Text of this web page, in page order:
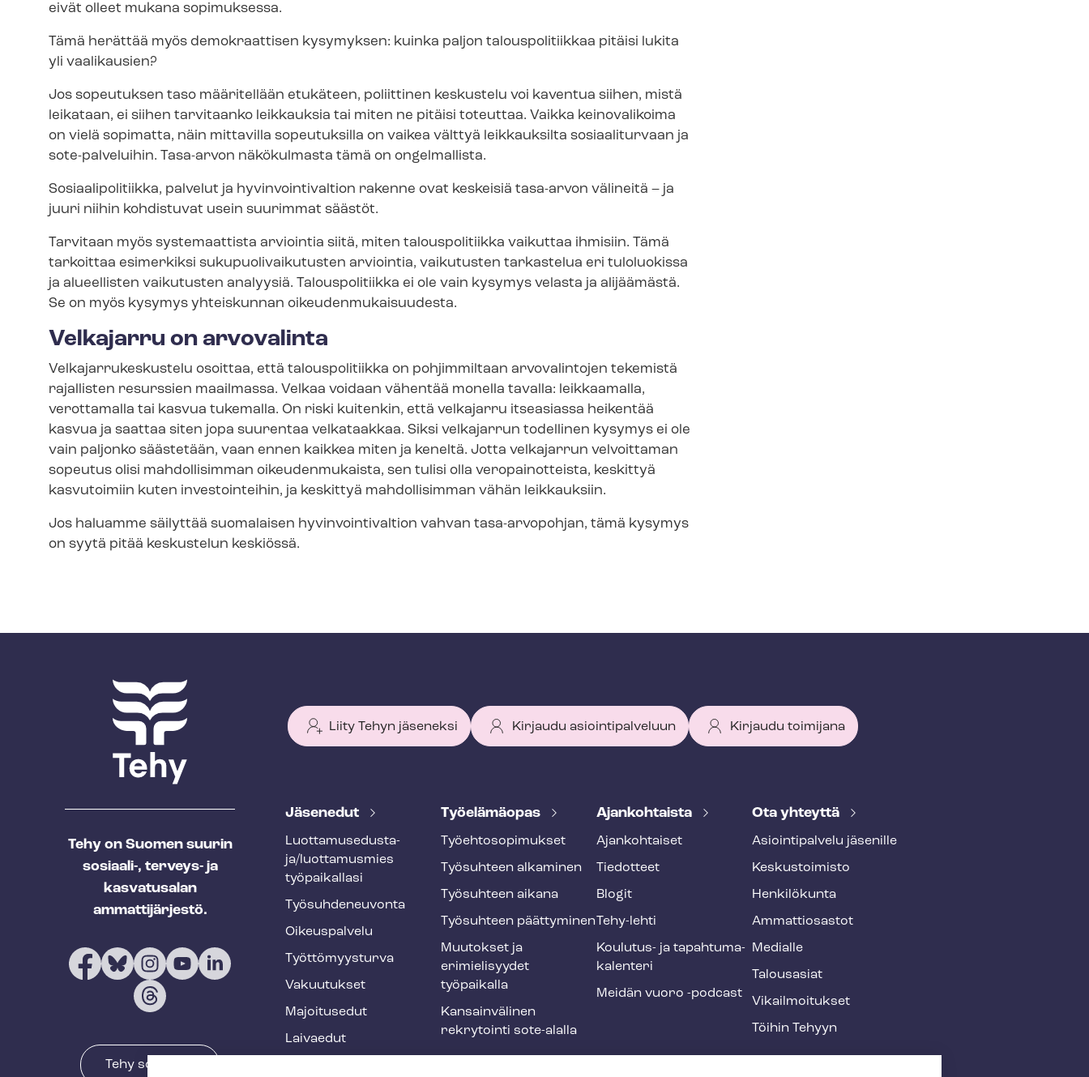
eivät olleet mukana sopimuksessa.
Tämä herättää myös demokraattisen kysymyksen: kuinka paljon talouspolitiikkaa pitäisi lukita
yli vaalikausien?
Jos sopeutuksen taso määritellään etukäteen, poliittinen keskustelu voi kaventua siihen, mistä
leikataan, ei siihen tarvitaanko leikkauksia tai miten ne pitäisi toteuttaa. Vaikka keinovalikoima
on vielä sopimatta, näin mittavilla sopeutuksilla on vaikea välttyä leikkauksilta sosiaaliturvaan ja
sote-palveluihin. Tasa-arvon näkökulmasta tämä on ongelmallista.
So­si­aa­li­po­li­tiik­ka, palvelut ja hy­vin­voin­ti­val­tion rakenne ovat keskeisiä tasa-arvon välineitä – ja
juuri niihin kohdistuvat usein suurimmat säästöt.
Tarvitaan myös systemaattista arviointia siitä, miten talouspolitiikka vaikuttaa ihmisiin. Tämä
tarkoittaa esimerkiksi su­ku­puo­li­vai­ku­tus­ten arviointia, vaikutusten tarkastelua eri tuloluokissa
ja alueellisten vaikutusten analyysiä. Talouspolitiikka ei ole vain kysymys velasta ja alijäämästä.
Se on myös kysymys yhteiskunnan oi­keu­den­mu­kai­suu­des­ta.
Velkajarru on arvovalinta
Vel­ka­jar­ru­kes­kus­te­lu osoittaa, että talouspolitiikka on pohjimmiltaan arvovalintojen tekemistä
rajallisten resurssien maailmassa. Velkaa voidaan vähentää monella tavalla: leikkaamalla,
verottamalla tai kasvua tukemalla. On riski kuitenkin, että velkajarru itseasiassa heikentää
kasvua ja saattaa siten jopa suurentaa velkataakkaa. Siksi velkajarrun todellinen kysymys ei ole
vain paljonko säästetään, vaan ennen kaikkea miten ja keneltä. Jotta velkajarrun velvoittaman
sopeutus olisi mahdollisimman oikeudenmukaista, sen tulisi olla veropainotteista, keskittyä
kasvutoimiin kuten investointeihin, ja keskittyä mahdollisimman vähän leikkauksiin.
Jos haluamme säilyttää suomalaisen hy­vin­voin­ti­val­tion vahvan tasa-arvopohjan, tämä kysymys
on syytä pitää keskustelun keskiössä.
Tehy on Suomen suurin
sosiaali-, terveys- ja
kasvatusalan
ammattijärjestö.
Tehy somessa
Liity Tehyn jäseneksi Kirjaudu asiointipalveluun Kirjaudu toimijana
T
h
y
f
o
o
t
e
r
Jäsenedut
Luot­ta­muse­dus­ta­
ja/luottamusmies
työpaikallasi
Työ­suh­de­neu­von­ta
Oikeuspalvelu
Työt­tö­myys­tur­va
Vakuutukset
Majoitusedut
Laivaedut
Työelämäopas
Työ­eh­to­so­pi­muk­set
Työsuhteen alkaminen
Työsuhteen aikana
Työsuhteen päättyminen
Muutokset ja
erimielisyydet
työpaikalla
Kansainvälinen
rekrytointi sote-alalla
Ajankohtaista
Ajankohtaiset
Tiedotteet
Blogit
Tehy-lehti
Koulutus- ja ta­pah­tu­ma­
ka­len­te­ri
Meidän vuoro -podcast
Ota yhteyttä
Asioin­ti­pal­ve­lu jäsenille
Keskustoimisto
Henkilökunta
Ammattiosastot
Medialle
Talousasiat
Vi­kail­moi­tuk­set
Töihin Tehyyn